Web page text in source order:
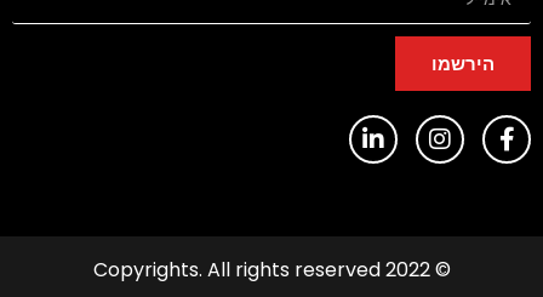
הירשמו
© 2022 Copyrights. All rights reserved